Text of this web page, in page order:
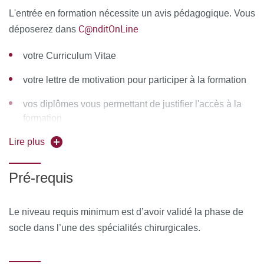
Esthétique et traitement des Brûlés.
Alexandre Vairinho est chef de clinique assistant à
Reconstructrice et Esthétique et traitement des Brûlés.
Michael Atlan est Maitre de conférence à Sorbonne
Université en chirurgie esthétique et reconstructrice du
sein et de la silhouette.
Quentin Qassemyar est Maitre de conférence à
Sorbonne Université en chirurgie plastique du visage
Membres de la commission pédagogiques
Ressources matérielles
L'entrée en formation nécessite un avis pédagogique. Vous
déposerez dans C@nditOnLine
votre Curriculum Vitae
votre lettre de motivation pour participer à la formation
vos diplômes vous permettant de justifier l'accès à la
formation
Lire plus
Pré-requis
Le niveau requis minimum est d’avoir validé la phase de
socle dans l’une des spécialités chirurgicales.